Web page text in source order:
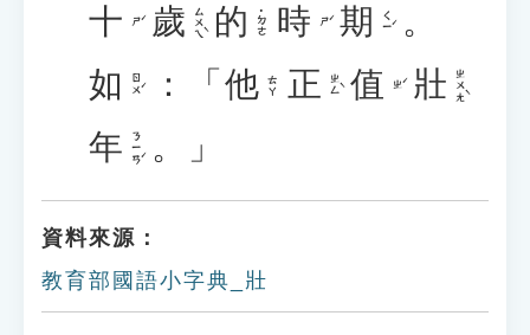
十 ㄕˊ 歲 ㄙㄨㄟˋ 的 ˙ㄉㄜ 時 ㄕˊ 期 ㄑㄧˊ 。
如 ㄖㄨˊ ：「 他 ㄊㄚ 正 ㄓㄥˋ 值 ㄓˊ 壯 ㄓㄨㄤˋ
年 ㄋㄧㄢˊ 。」
資料來源：
教育部國語小字典_壯